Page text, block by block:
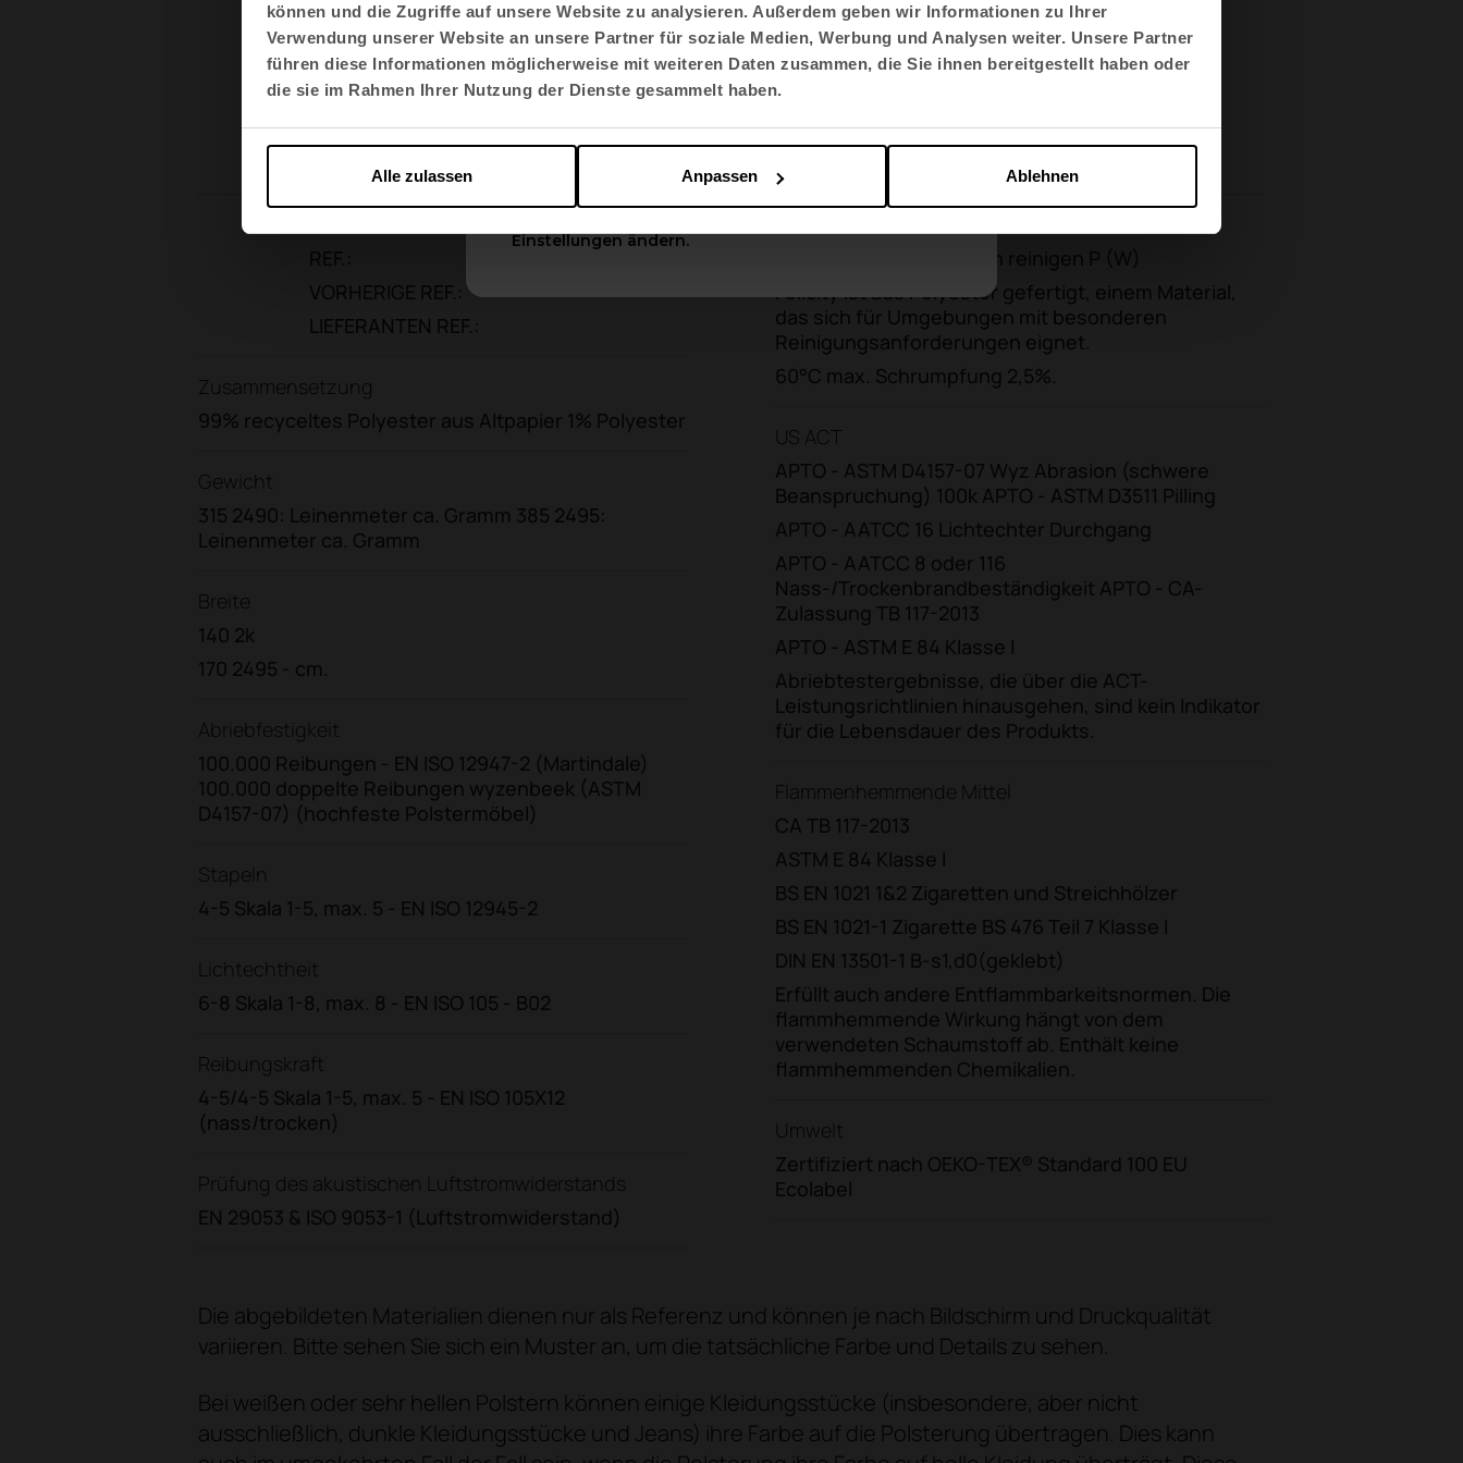
können und die Zugriffe auf unsere Website zu analysieren. Außerdem geben wir Informationen zu Ihrer
Verwendung unserer Website an unsere Partner für soziale Medien, Werbung und Analysen weiter. Unsere Partner
führen diese Informationen möglicherweise mit weiteren Daten zusammen, die Sie ihnen bereitgestellt haben oder
die sie im Rahmen Ihrer Nutzung der Dienste gesammelt haben.
Ablehnen
Anpassen
Alle zulassen
Artikeldaten
VORHERIGE REF.:
LIEFERANTEN REF.:
Zusammensetzung
99% recyceltes Polyester aus Altpapier 1% Polyester
Gewicht
315 2490: Leinenmeter ca. Gramm 385 2495:
Leinenmeter ca. Gramm
Breite
140 2k
170 2495 - cm.
Abriebfestigkeit
100.000 Reibungen - EN ISO 12947-2 (Martindale)
100.000 doppelte Reibungen wyzenbeek (ASTM
D4157-07) (hochfeste Polstermöbel)
Stapeln
4-5 Skala 1-5, max. 5 - EN ISO 12945-2
Lichtechtheit
6-8 Skala 1-8, max. 8 - EN ISO 105 - B02
Reibungskraft
4-5/4-5 Skala 1-5, max. 5 - EN ISO 105X12
(nass/trocken)
Prüfung des akustischen Luftstromwiderstands
EN 29053 & ISO 9053-1 (Luftstromwiderstand)
Felicity ist aus Polyester gefertigt, einem Material,
das sich für Umgebungen mit besonderen
Reinigungsanforderungen eignet.
60°C max. Schrumpfung 2,5%.
US ACT
APTO - ASTM D4157-07 Wyz Abrasion (schwere
Beanspruchung) 100k APTO - ASTM D3511 Pilling
APTO - AATCC 16 Lichtechter Durchgang
APTO - AATCC 8 oder 116
Nass-/Trockenbrandbeständigkeit APTO - CA-
Zulassung TB 117-2013
APTO - ASTM E 84 Klasse I
Abriebtestergebnisse, die über die ACT-
Leistungsrichtlinien hinausgehen, sind kein Indikator
für die Lebensdauer des Produkts.
Flammenhemmende Mittel
CA TB 117-2013
ASTM E 84 Klasse I
BS EN 1021 1&2 Zigaretten und Streichhölzer
BS EN 1021-1 Zigarette BS 476 Teil 7 Klasse I
DIN EN 13501-1 B-s1,d0(geklebt)
Erfüllt auch andere Entflammbarkeitsnormen. Die
flammhemmende Wirkung hängt von dem
verwendeten Schaumstoff ab. Enthält keine
flammhemmenden Chemikalien.
Umwelt
Zertifiziert nach OEKO-TEX® Standard 100 EU
Ecolabel
Die abgebildeten Materialien dienen nur als Referenz und können je nach Bildschirm und Druckqualität
variieren. Bitte sehen Sie sich ein Muster an, um die tatsächliche Farbe und Details zu sehen.
Bei weißen oder sehr hellen Polstern können einige Kleidungsstücke (insbesondere, aber nicht
ausschließlich, dunkle Kleidungsstücke und Jeans) ihre Farbe auf die Polsterung übertragen. Dies kann
Sprache auswählen
English US
Apply
Einstellungen ändern.